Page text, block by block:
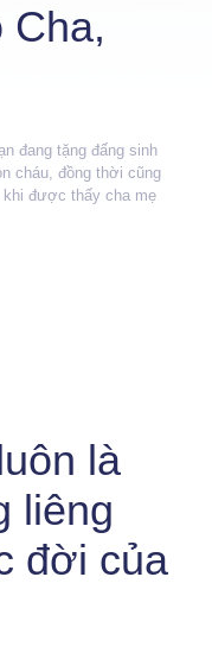
Cha,
đang tặng đấng sinh
cháu, đồng thời cũng
khi được thấy cha mẹ
là
liêng
đời của